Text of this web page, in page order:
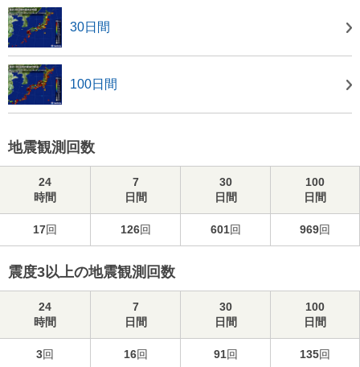
30日間
100日間
地震観測回数
24
時間
7
日間
30
日間
100
日間
17回 126回 601回 969回
震度3以上の地震観測回数
24
時間
7
日間
30
日間
100
日間
3回 16回 91回 135回